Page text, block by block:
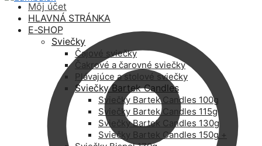
Môj účet
HLAVNÁ STRÁNKA
E-SHOP
Sviečky
Čajové sviečky
Čakrové a čarovné sviečky
Plávajúce a stolové sviečky
Sviečky Bartek Candles
Sviečky Bartek Candles 100g
Sviečky Bartek Candles 115g
Sviečky Bartek Candles 130g
Sviečky Bartek Candles 150g +